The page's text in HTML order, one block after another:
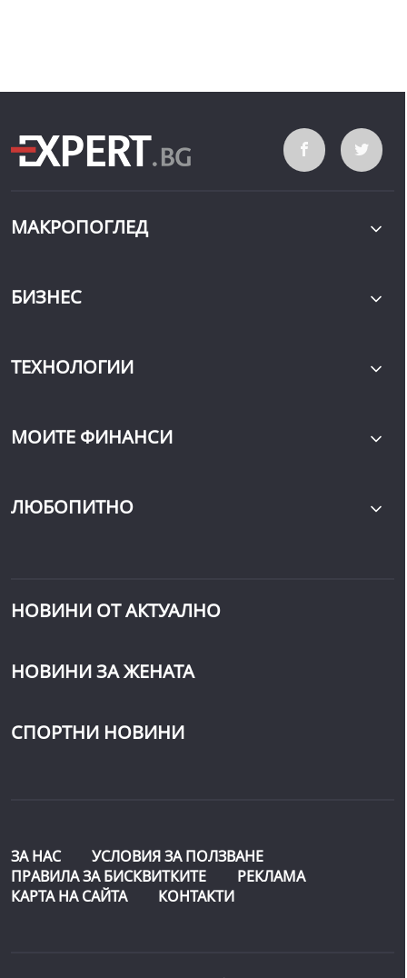
МАКРОПОГЛЕД
БИЗНЕС
ТЕХНОЛОГИИ
МОИТЕ ФИНАНСИ
ЛЮБОПИТНО
НОВИНИ ОТ АКТУАЛНО
НОВИНИ ЗА ЖЕНАТА
СПОРТНИ НОВИНИ
ЗА НАС
УСЛОВИЯ ЗА ПОЛЗВАНЕ
ПРАВИЛА ЗА БИСКВИТКИТЕ
РЕКЛАМА
КАРТА НА САЙТА
КОНТАКТИ